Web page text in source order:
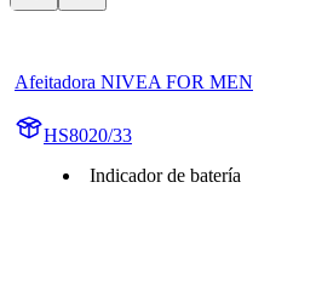
Afeitadora NIVEA FOR MEN
HS8020/33
Indicador de batería